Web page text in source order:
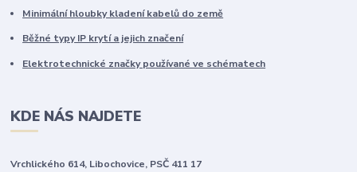
Minimální hloubky kladení kabelů do země
Běžné typy IP krytí a jejich značení
Elektrotechnické značky používané ve schématech
KDE NÁS NAJDETE
Vrchlického 614, Libochovice, PSČ 411 17